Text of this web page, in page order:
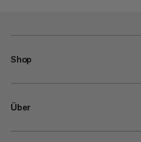
Shop
Über